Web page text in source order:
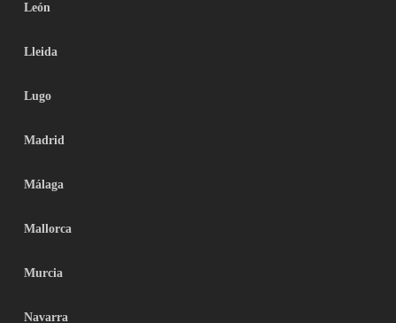
León
Lleida
Lugo
Madrid
Málaga
Mallorca
Murcia
Navarra